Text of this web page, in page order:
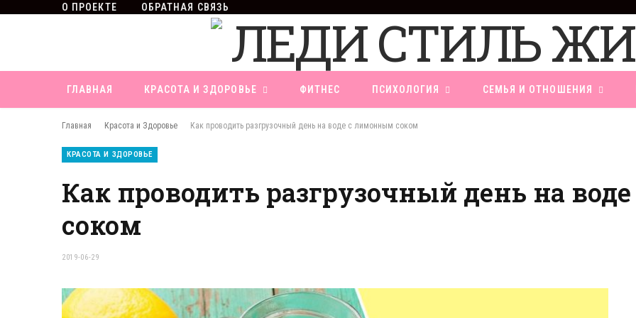
О ПРОЕКТЕ ОБРАТНАЯ СВЯЗЬ
ГЛАВНАЯ КРАСОТА И ЗДОРОВЬЕ ФИТНЕС ПСИХОЛОГИЯ СЕМЬЯ И ОТНОШЕНИЯ
Главная Красота и Здоровье Как проводить разгрузочный день на воде с лимонным соком
КРАСОТА И ЗДОРОВЬЕ
Как проводить разгрузочный день на
соком
2019-06-29